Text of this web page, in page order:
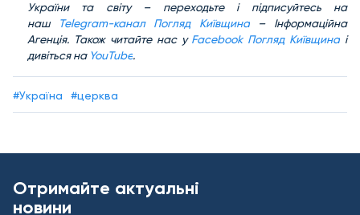
України та світу – переходьте і підписуйтесь на
наш
Telegram-канал Погляд Київщина– Інформаційна
Агенція. Також читайте нас у Facebook Погляд Київщина і
дивіться на YouTube.
#Україна #церква
Отримайте актуальні
новини